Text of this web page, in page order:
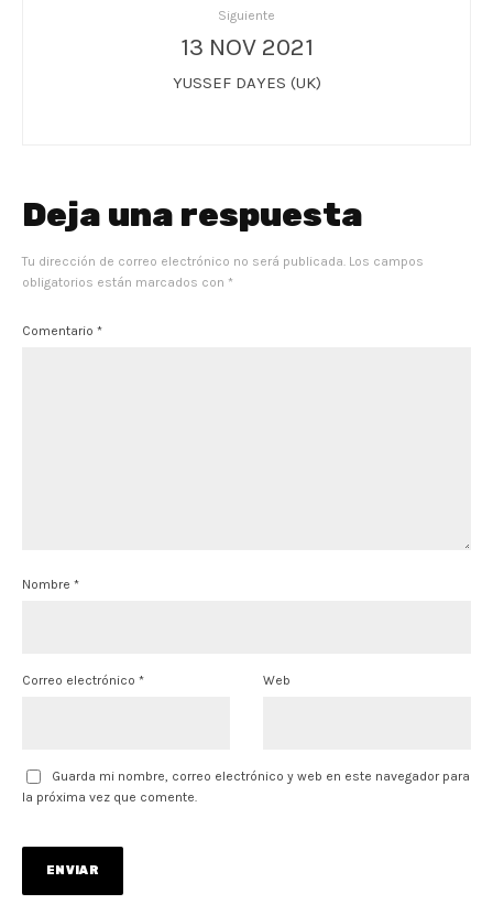
Siguiente
13 NOV 2021
YUSSEF DAYES (UK)
Deja una respuesta
Tu dirección de correo electrónico no será publicada. Los campos
obligatorios están marcados con *
Comentario *
Nombre *
Correo electrónico * Web
Guarda mi nombre, correo electrónico y web en este navegador para
la próxima vez que comente.